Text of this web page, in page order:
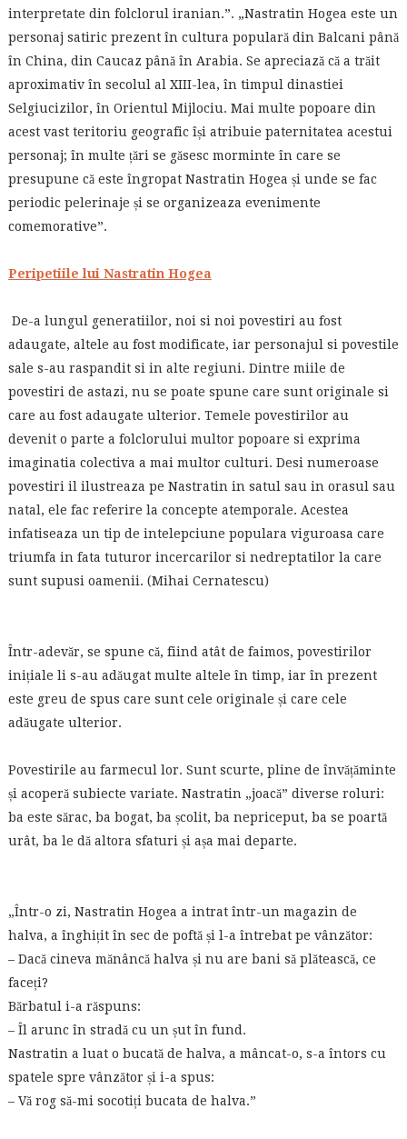
interpretate din folclorul iranian.”. „Nastratin Hogea este un
personaj satiric prezent în cultura populară din Balcani până
în China, din Caucaz până în Arabia. Se apreciază că a trăit
aproximativ în secolul al XIII-lea, în timpul dinastiei
Selgiucizilor, în Orientul Mijlociu. Mai multe popoare din
acest vast teritoriu geografic își atribuie paternitatea acestui
personaj; în multe țări se găsesc morminte în care se
presupune că este îngropat Nastratin Hogea și unde se fac
periodic pelerinaje și se organizeaza evenimente
comemorative”.
Peripetiile lui Nastratin Hogea
De-a lungul generatiilor, noi si noi povestiri au fost
adaugate, altele au fost modificate, iar personajul si povestile
sale s-au raspandit si in alte regiuni. Dintre miile de
povestiri de astazi, nu se poate spune care sunt originale si
care au fost adaugate ulterior. Temele povestirilor au
devenit o parte a folclorului multor popoare si exprima
imaginatia colectiva a mai multor culturi. Desi numeroase
povestiri il ilustreaza pe Nastratin in satul sau in orasul sau
natal, ele fac referire la concepte atemporale. Acestea
infatiseaza un tip de intelepciune populara viguroasa care
triumfa in fata tuturor incercarilor si nedreptatilor la care
sunt supusi oamenii. (Mihai Cernatescu)
Într-adevăr, se spune că, fiind atât de faimos, povestirilor
inițiale li s-au adăugat multe altele în timp, iar în prezent
este greu de spus care sunt cele originale și care cele
adăugate ulterior.
Povestirile au farmecul lor. Sunt scurte, pline de învățăminte
și acoperă subiecte variate. Nastratin „joacă” diverse roluri:
ba este sărac, ba bogat, ba școlit, ba nepriceput, ba se poartă
urât, ba le dă altora sfaturi și așa mai departe.
„Într-o zi, Nastratin Hogea a intrat într-un magazin de
halva, a înghițit în sec de poftă și l-a întrebat pe vânzător:
– Dacă cineva mănâncă halva și nu are bani să plătească, ce
faceți?
Bărbatul i-a răspuns:
– Îl arunc în stradă cu un șut în fund.
Nastratin a luat o bucată de halva, a mâncat-o, s-a întors cu
spatele spre vânzător și i-a spus:
– Vă rog să-mi socotiți bucata de halva.”